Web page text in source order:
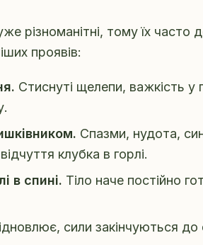
різноманітні, тому їх часто
проявів:
Стиснуті щелепи, важкість у
Спазми, нудота,
клубка в горлі.
в спині. Тіло наче постійно
сили закінчуються